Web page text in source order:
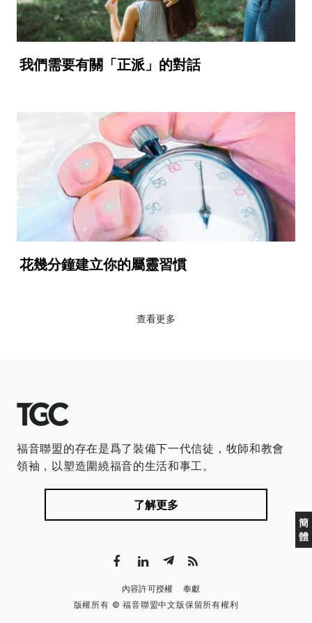
我們需要有關「正派」的對話
花幾分鐘建立你的屬靈習慣
查看更多
簡
體
福音聯盟的存在是爲了裝備下一代信徒，牧師和教會
領袖，以塑造圍繞福音的生活和事工。
了解更多
內容許可授權
奉獻
版權所有 © 福音聯盟中文版保留所有權利